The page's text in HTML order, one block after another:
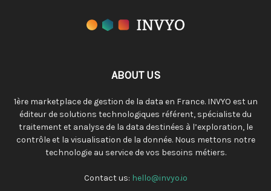
ABOUT US
1ère marketplace de gestion de la data en France. INVYO est un
éditeur de solutions technologiques référent, spécialiste du
traitement et analyse de la data destinées à l’exploration, le
contrôle et la visualisation de la donnée. Nous mettons notre
technologie au service de vos besoins métiers.
Contact us: hello@invyo.io